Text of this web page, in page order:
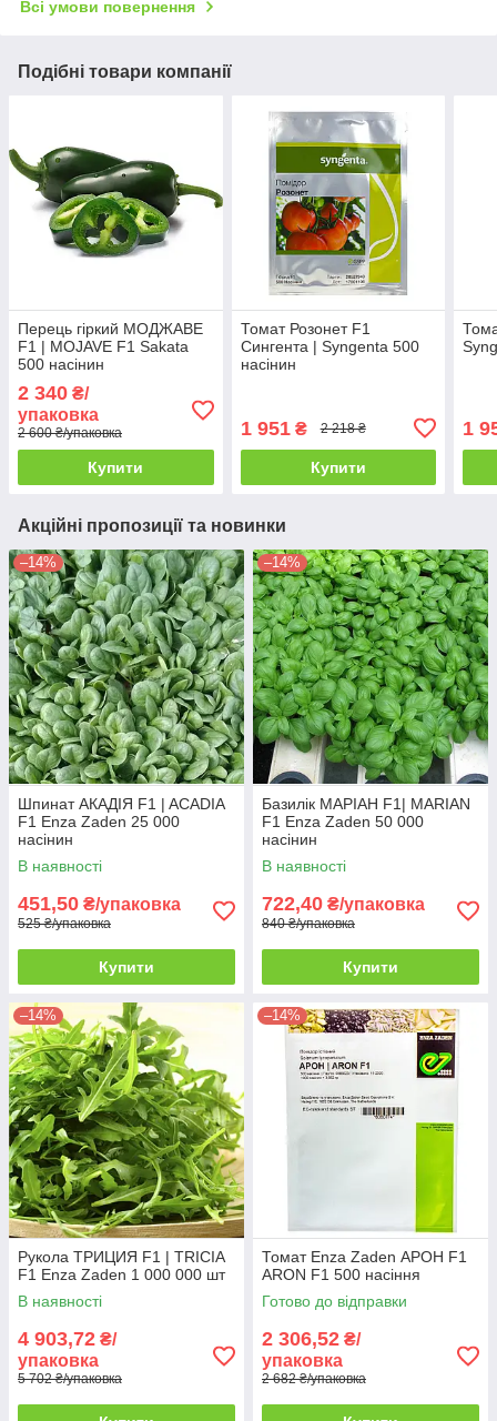
Всі умови повернення
Подібні товари компанії
Перець гіркий МОДЖАВЕ
F1 | MOJAVE F1 Sakata
500 насінин
2 340 ₴/
упаковка
2 600 ₴/упаковка
Купити
Томат Розонет F1
Сингента | Syngenta 500
насінин
1 951₴ 2 218 ₴
Купити
1
Акційні пропозиції та новинки
–14%
Шпинат АКАДІЯ F1 | ACADIA
F1 Enza Zaden 25 000
насінин
В наявності
451,50 ₴/упаковка
525 ₴/упаковка
Купити
–14%
Базилік МАРІАН F1| MARIAN
F1 Enza Zaden 50 000
насінин
В наявності
722,40 ₴/упаковка
840 ₴/упаковка
Купити
–14%
Рукола ТРИЦИЯ F1 | TRICIA
F1 Enza Zaden 1 000 000 шт
В наявності
4 903,72 ₴/
упаковка
5 702 ₴/упаковка
–14%
Томат Enza Zaden АРОН F1
ARON F1 500 насіння
Готово до відправки
2 306,52 ₴/
упаковка
2 682 ₴/упаковка